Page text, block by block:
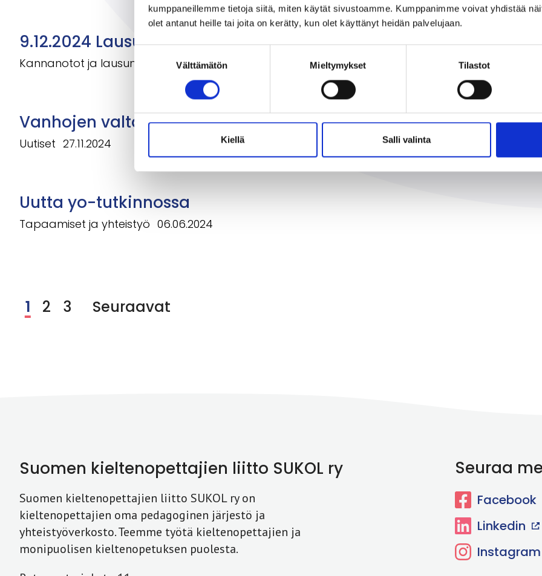
kumppaneillemme tietoja siitä, miten käytät sivustoamme. Kumppanimme voivat yhdistää
olet antanut heille tai joita on kerätty, kun olet käyttänyt heidän palvelujaan.
valinta
Välttämätön Mieltymykset Tilastot
Kiellä Salli valinta
9.12.2024 Lausunto perusopetuksen opetussuunnitelman
Kannanotot ja lausunnot 09.12.2024
Vanhojen valtakunnallisten kokeiden audiolinkit
Uutiset 27.11.2024
Uutta yo-tutkinnossa
Tapaamiset ja yhteistyö 06.06.2024
1 2 3 Seuraavat
Suomen kieltenopettajien liitto SUKOL ry
Suomen kieltenopettajien liitto SUKOL ry on
kieltenopettajien oma pedagoginen järjestö ja
yhteistyöverkosto. Teemme työtä kieltenopettajien ja
monipuolisen kieltenopetuksen puolesta.
Seuraa
Facebook
Linkedin
Instagram